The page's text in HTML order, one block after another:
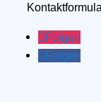
Folgen
Folgen